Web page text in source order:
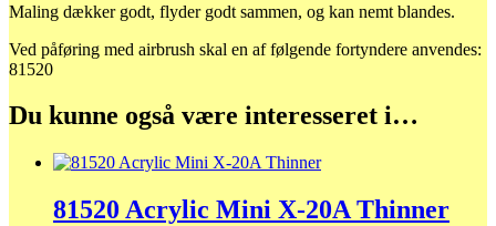
Maling dækker godt, flyder godt sammen, og kan nemt blandes.
Ved påføring med airbrush skal en af følgende fortyndere anvendes:
81520
Du kunne også være interesseret i…
81520 Acrylic Mini X-20A Thinner